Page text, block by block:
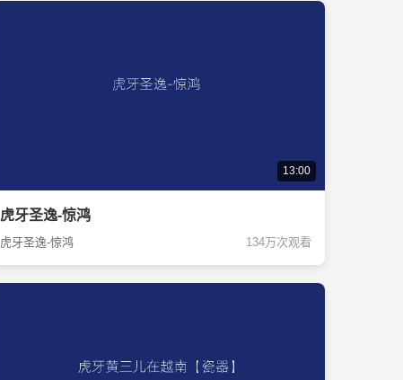
13:00
虎牙圣逸-惊鸿
虎牙圣逸-惊鸿 134万次观看